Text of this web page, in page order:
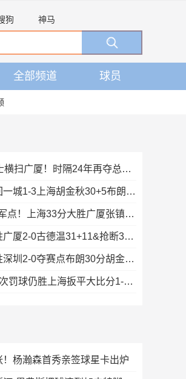
狗 神马
全部频道 球员
🏆上海绅士横扫广厦！时隔24年再夺总冠军！王哲林爆砍29+14！
🏀广厦扳回一城1-3上海胡金秋30+5布朗27+8古德温28+6+8
🏀3-0夺冠军点！上海33分大胜广厦张镇麟23+9+6孙铭徽8中2
🏀上海险胜广厦2-0古德温31+11&抢断3分压哨绝杀布朗空砍50分
🏀广厦再胜深圳2-0夺赛点布朗30分胡金秋17+8贺希宁16中6
🏀北京仅6次罚球仍胜上海扳平大比分1-1陈盈骏26分古德温32分
！杨瀚森首秀亲签球星卡出炉